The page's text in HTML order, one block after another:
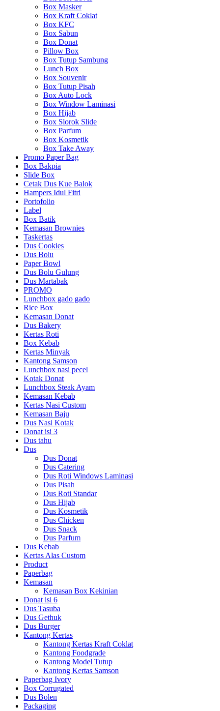
Box Masker
Box Kraft Coklat
Box KFC
Box Sabun
Box Donat
Pillow Box
Box Tutup Sambung
Lunch Box
Box Souvenir
Box Tutup Pisah
Box Auto Lock
Box Window Laminasi
Box Hijab
Box Slorok Slide
Box Parfum
Box Kosmetik
Box Take Away
Promo Paper Bag
Box Bakpia
Slide Box
Cetak Dus Kue Balok
Hampers Idul Fitri
Portofolio
Label
Box Batik
Kemasan Brownies
Taskertas
Dus Cookies
Dus Bolu
Paper Bowl
Dus Bolu Gulung
Dus Martabak
PROMO
Lunchbox gado gado
Rice Box
Kemasan Donat
Dus Bakery
Kertas Roti
Box Kebab
Kertas Minyak
Kantong Samson
Lunchbox nasi pecel
Kotak Donat
Lunchbox Steak Ayam
Kemasan Kebab
Kertas Nasi Custom
Kemasan Baju
Dus Nasi Kotak
Donat isi 3
Dus tahu
Dus
Dus Donat
Dus Catering
Dus Roti Windows Laminasi
Dus Pisah
Dus Roti Standar
Dus Hijab
Dus Kosmetik
Dus Chicken
Dus Snack
Dus Parfum
Dus Kebab
Kertas Alas Custom
Product
Paperbag
Kemasan
Kemasan Box Kekinian
Donat isi 6
Dus Tasuba
Dus Gethuk
Dus Burger
Kantong Kertas
Kantong Kertas Kraft Coklat
Kantong Foodgrade
Kantong Model Tutup
Kantong Kertas Samson
Paperbag Ivory
Box Corrugated
Dus Bolen
Packaging